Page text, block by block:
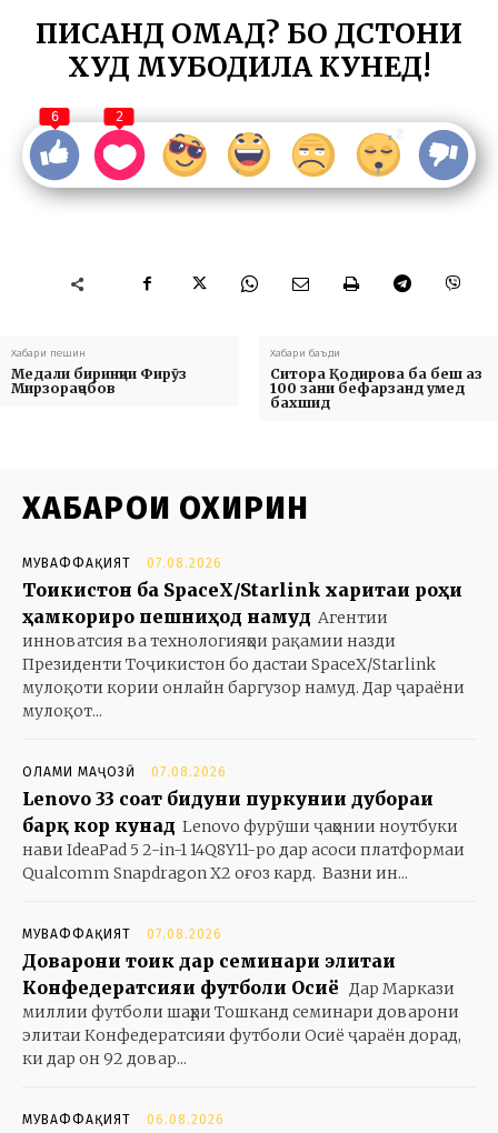
ПИСАНД ОМАД? БО ДӮСТОНИ
ХУД МУБОДИЛА КУНЕД!
6 2
Хабари пешин
Медали биринҷии Фирӯз
Мирзораҷабов
Хабари баъди
Ситора Қодирова ба беш аз
100 зани бефарзанд умед
бахшид
ХАБАРҲОИ ОХИРИН
МУВАФФАҚИЯТ 07.08.2026
Тоҷикистон ба SpaceX/Starlink харитаи роҳи
ҳамкориро пешниҳод намуд Агентии
инноватсия ва технологияҳои рақамии назди
Президенти Тоҷикистон бо дастаи SpaceX/Starlink
мулоқоти кории онлайн баргузор намуд. Дар ҷараёни
мулоқот...
ОЛАМИ МАҶОЗӢ 07.08.2026
Lenovo 33 соат бидуни пуркунии дубораи
барқ кор кунад Lenovo фурӯши ҷаҳонии ноутбуки
нави IdeaPad 5 2-in-1 14Q8Y11-ро дар асоси платформаи
Qualcomm Snapdragon X2 оғоз кард. Вазни ин...
МУВАФФАҚИЯТ 07.08.2026
Доварони тоҷик дар семинари элитаи
Конфедератсияи футболи Осиё
Дар Маркази
миллии футболи шаҳри Тошканд семинари доварони
элитаи Конфедератсияи футболи Осиё ҷараён дорад,
ки дар он 92 довар...
МУВАФФАҚИЯТ 06.08.2026